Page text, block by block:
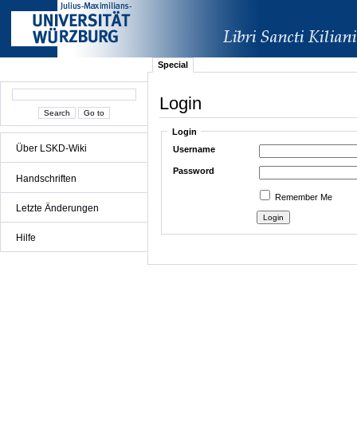
Über LSKD-Wiki
Handschriften
Letzte Änderungen
Hilfe
Special
Login
Login
Username
Password
Remember Me